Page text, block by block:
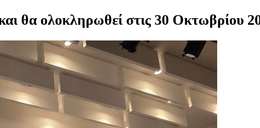
θα ολοκληρωθεί στις 30 Οκτωβρίου